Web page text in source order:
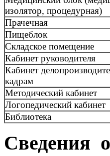
изолятор, процедурная)
Прачечная
Пищеблок
Складское помещение
Кабинет руководителя
Кабинет
кадрам
Методический кабинет
Логопедический кабинет
Библиотека
Сведения